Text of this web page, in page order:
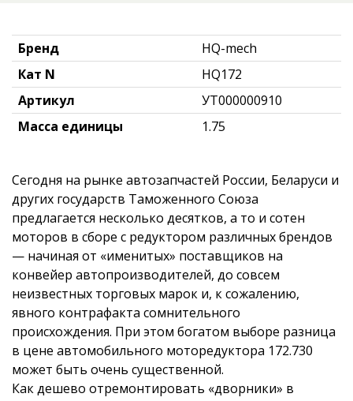
Бренд
HQ-mech
Кат N
HQ172
Артикул
УТ000000910
Масса единицы
1.75
Сегодня на рынке автозапчастей России, Беларуси и
других государств Таможенного Союза
предлагается несколько десятков, а то и сотен
моторов в сборе с редуктором различных брендов
— начиная от «именитых» поставщиков на
конвейер автопроизводителей, до совсем
неизвестных торговых марок и, к сожалению,
явного контрафакта сомнительного
происхождения. При этом богатом выборе разница
в цене автомобильного моторедуктора 172.730
может быть очень существенной.
Как дешево отремонтировать «дворники» в